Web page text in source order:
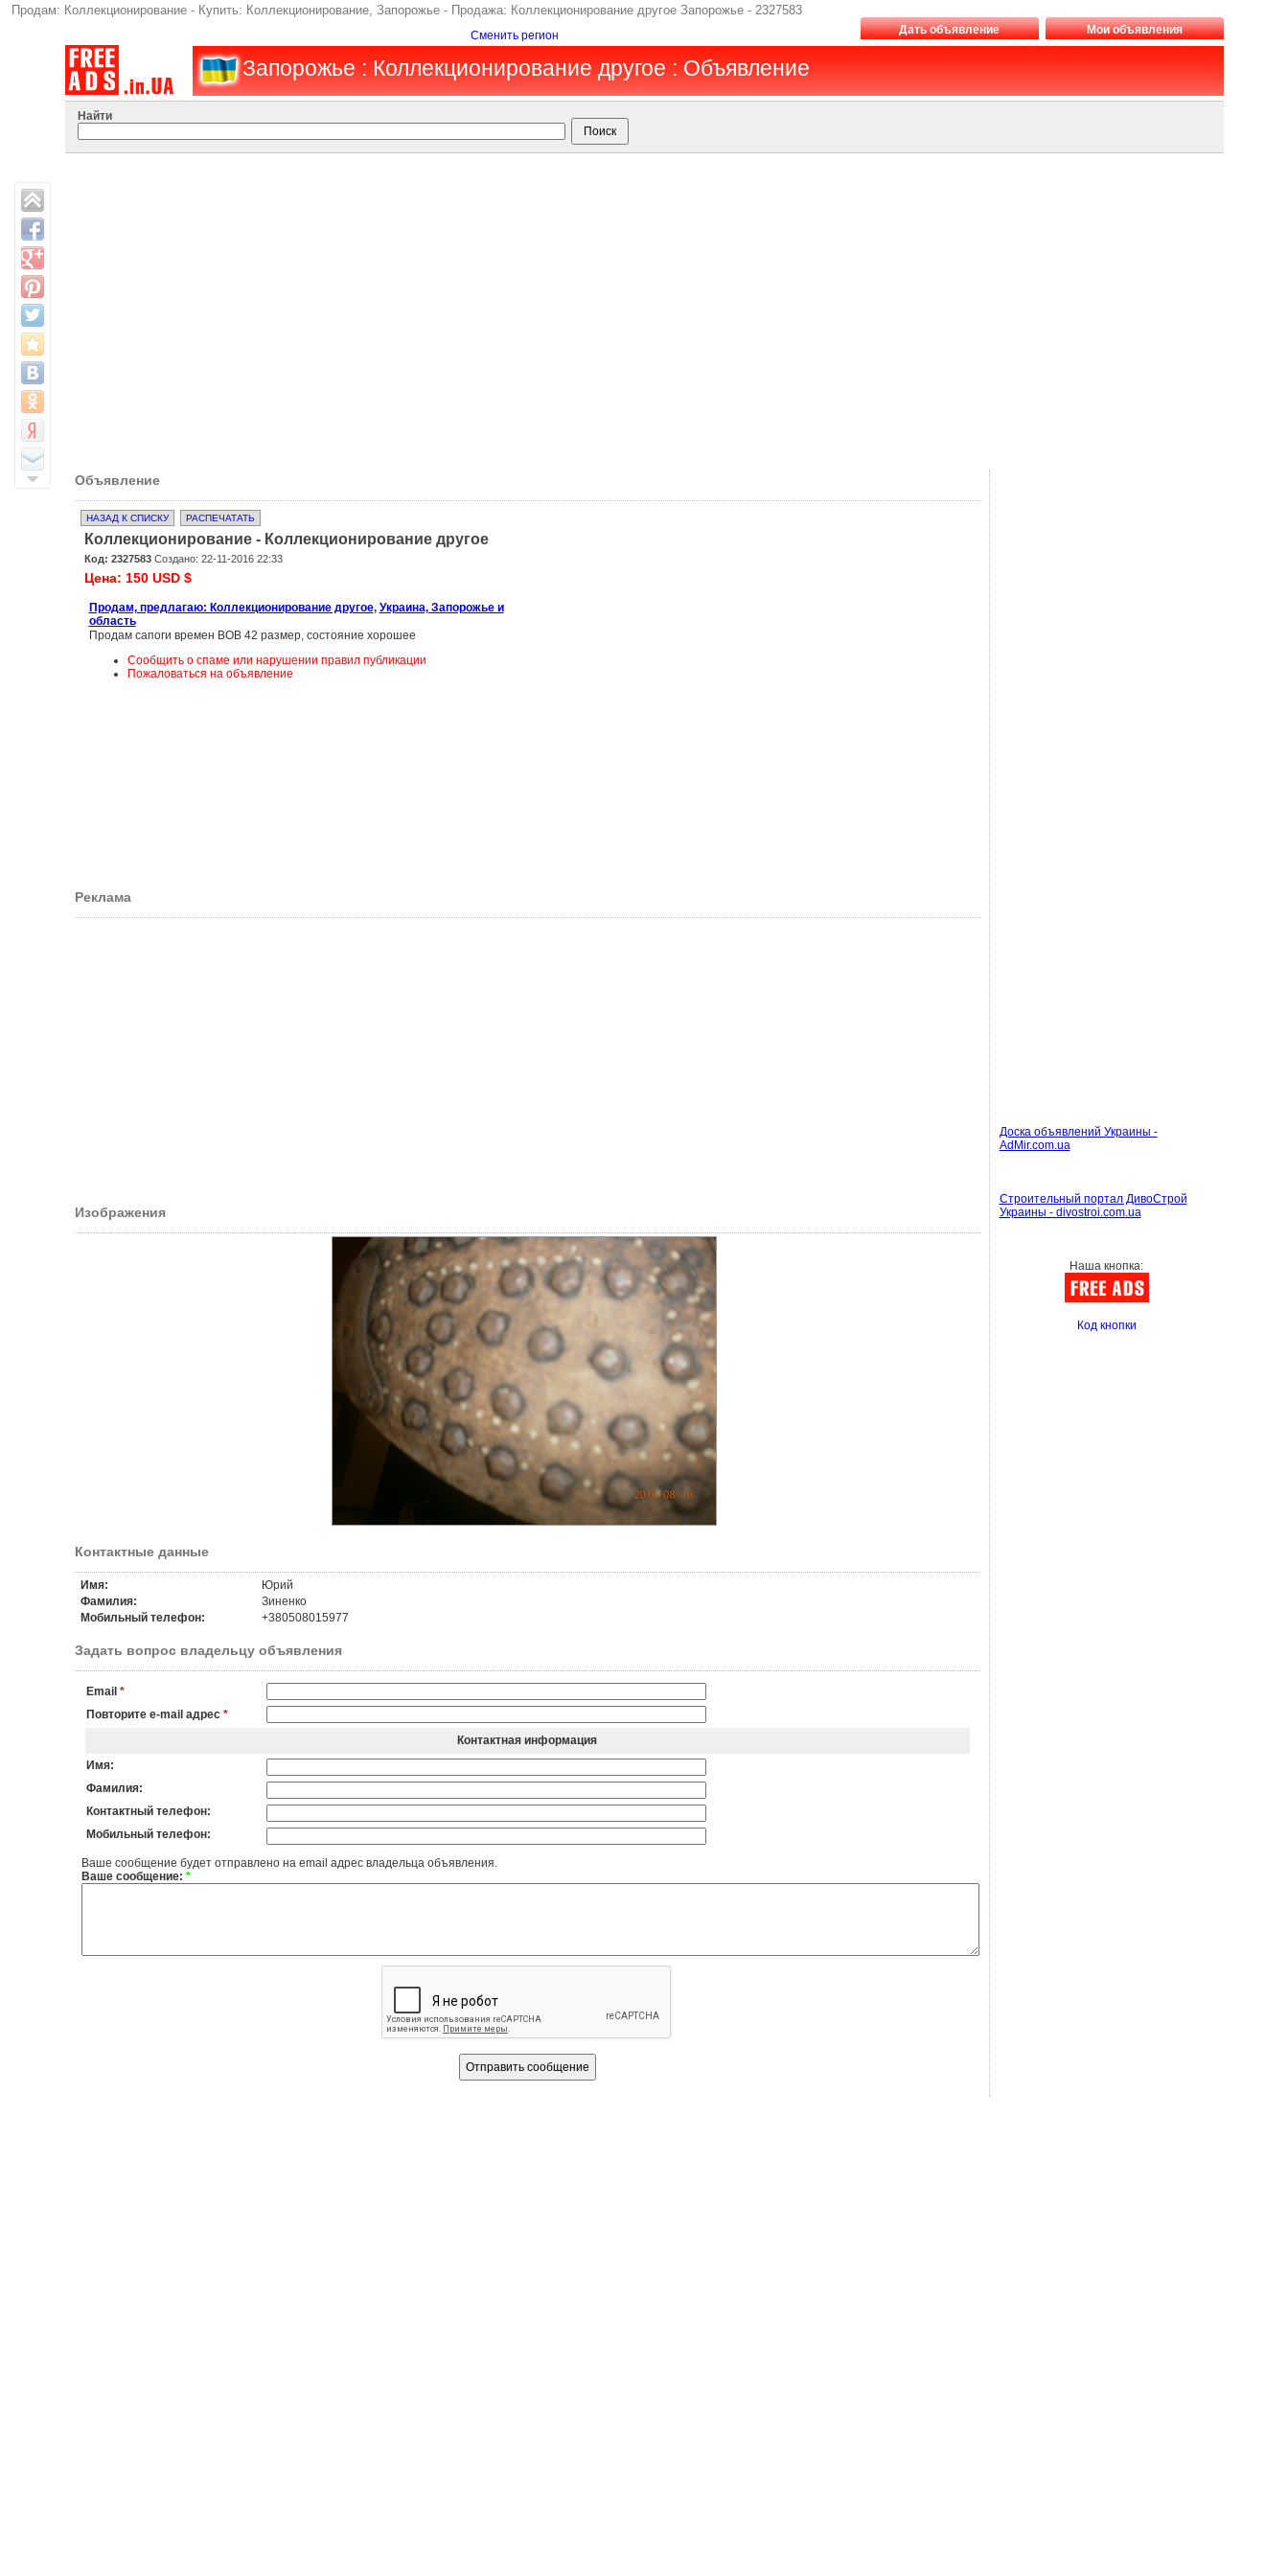
Продам: Коллекционирование - Купить: Коллекционирование, Запорожье - Продажа: Коллекционирование другое Запорожье - 2327583
Сменить регион Дать объявление Мои объявления
Запорожье : Коллекционирование другое : Объявление
Найти
Объявление
НАЗАД К СПИСКУ РАСПЕЧАТАТЬ
Коллекционирование - Коллекционирование другое
Код: 2327583Создано: 22-11-2016 22:33
Цена: 150 USD $
Продам, предлагаю: Коллекционирование другое, Украина, Запорожье и
область
Продам сапоги времен ВОВ 42 размер, состояние хорошее
Сообщить о спаме или нарушении правил публикации
Пожаловаться на объявление
Реклама
Изображения
Контактные данные
Имя:
Юрий
Фамилия:
Зиненко
Мобильный телефон:
+380508015977
Задать вопрос владельцу объявления
Email *
Повторите e-mail адрес *
Контактная информация
Имя:
Фамилия:
Контактный телефон:
Мобильный телефон:
Ваше сообщение будет отправлено на email адрес владельца объявления.
Ваше сообщение: *
Доска объявлений Украины -
AdMir.com.ua
Строительный портал ДивоСтрой
Украины - divostroi.com.ua
Наша кнопка:
Код кнопки